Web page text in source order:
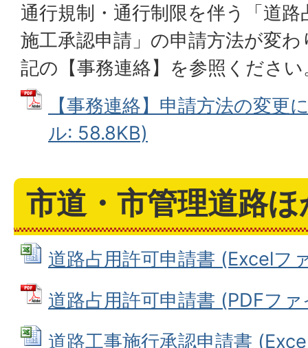
通行規制・通行制限を伴う「道
施工承認申請」の申請方法が変
記の【事務連絡】を参照ください
【事務連絡】申請方法の変更
ル: 58.8KB)
市道・市管理道路ほ
道路占用許可申請書 (Excelフ
道路占用許可申請書 (PDFフ
道路工事施行承認申請書